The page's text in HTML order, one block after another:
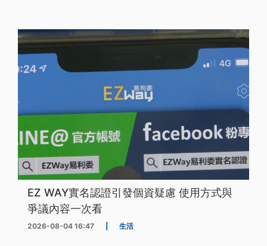
EZ WAY實名認證引發個資疑慮 使用方式與
爭議內容一次看
2026-08-04 16:47 生活